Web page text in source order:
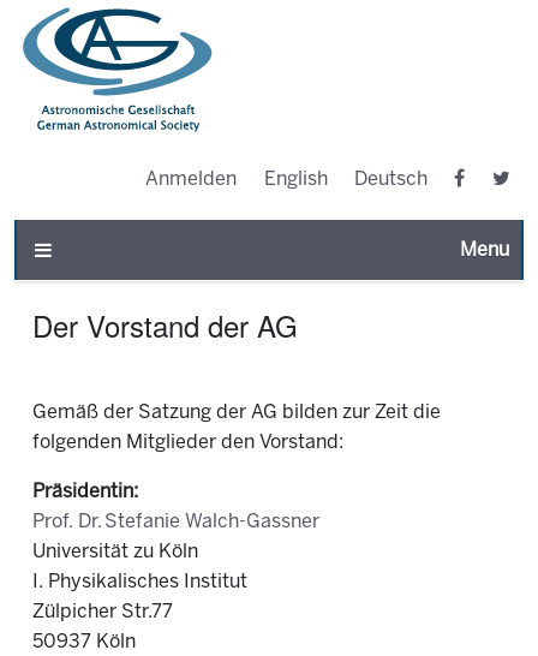
Anmelden English Deutsch
Toggle
Der Vorstand der AG
Gemäß der Satzung der AG bilden zur Zeit die
folgenden Mitglieder den Vorstand:
Präsidentin:
Prof. Dr. Stefanie Walch-Gassner
Universität zu Köln
I. Physikalisches Institut
Zülpicher Str.77
50937 Köln